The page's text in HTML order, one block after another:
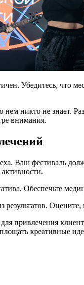
Убедитесь, что
никто не знает.
внимания.
Ваш фестиваль
Обеспечьте
результатов.
привлечения
креативные